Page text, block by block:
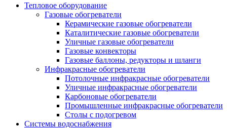
Тепловое оборудование
Газовые обогреватели
Керамические газовые обогреватели
Каталитические газовые обогреватели
Уличные газовые обогреватели
Газовые конвекторы
Газовые баллоны, редукторы и шланги
Инфракрасные обогреватели
Потолочные инфракрасные обогреватели
Уличные инфракрасные обогреватели
Карбоновые обогреватели
Промышленные инфракрасные обогреватели
Столы с подогревом
Системы водоснабжения